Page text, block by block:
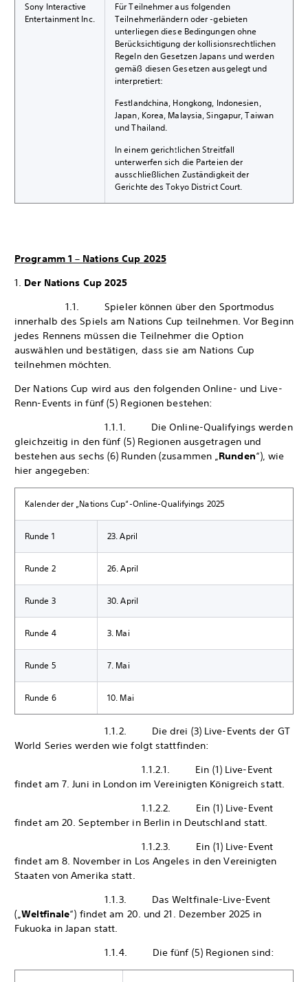
Sony Interactive
Entertainment Inc.
Für Teilnehmer aus folgenden
Teilnehmerländern oder -gebieten
unterliegen diese Bedingungen ohne
Berücksichtigung der kollisionsrechtlichen
Regeln den Gesetzen Japans und werden
gemäß diesen Gesetzen ausgelegt und
interpretiert:
Festlandchina, Hongkong, Indonesien,
Japan, Korea, Malaysia, Singapur, Taiwan
und Thailand.
In einem gerichtlichen Streitfall
unterwerfen sich die Parteien der
ausschließlichen Zuständigkeit der
Gerichte des Tokyo District Court.
Programm 1 – Nations Cup 2025
1. Der Nations Cup 2025
1.1. Spieler können über den Sportmodus
innerhalb des Spiels am Nations Cup teilnehmen. Vor Beginn
jedes Rennens müssen die Teilnehmer die Option
auswählen und bestätigen, dass sie am Nations Cup
teilnehmen möchten.
Der Nations Cup wird aus den folgenden Online- und Live-
Renn-Events in fünf (5) Regionen bestehen:
1.1.1. Die Online-Qualifyings werden
gleichzeitig in den fünf (5) Regionen ausgetragen und
bestehen aus sechs (6) Runden (zusammen „Runden“), wie
hier angegeben:
Kalender der „Nations Cup“-Online-Qualifyings 2025
Runde 1 23. April
Runde 2 26. April
Runde 3 30. April
Runde 4 3. Mai
Runde 5 7. Mai
Runde 6 10. Mai
1.1.2. Die drei (3) Live-Events der GT
World Series werden wie folgt stattfinden:
1.1.2.1. Ein (1) Live-Event
findet am 7. Juni in London im Vereinigten Königreich statt.
1.1.2.2. Ein (1) Live-Event
findet am 20. September in Berlin in Deutschland statt.
1.1.2.3. Ein (1) Live-Event
findet am 8. November in Los Angeles in den Vereinigten
Staaten von Amerika statt.
1.1.3. Das Weltfinale-Live-Event
(„Weltfinale“) findet am 20. und 21. Dezember 2025 in
Fukuoka in Japan statt.
1.1.4. Die fünf (5) Regionen sind: